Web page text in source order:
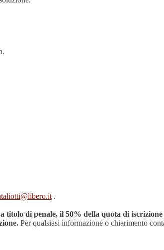
.
titolo di penale, il 50% della quota di
Per qualsiasi informazione o chiarimento